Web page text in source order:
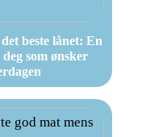
beste lånet: En
som ønsker